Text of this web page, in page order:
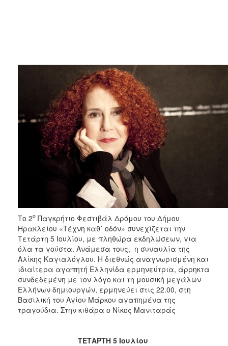
ΤΟΠΟΣ
ΠΟΛΙΤΙΣΜΟΣ
Το 2ο Παγκρήτιο Φεστιβάλ Δρόμου του Δήμου
Ηρακλείου «Τέχνη καθ΄ οδόν» συνεχίζεται την
Τετάρτη 5 Ιουλίου, με πληθώρα εκδηλώσεων, για
όλα τα γούστα. Ανάμεσα τους, η συναυλία της
Αλίκης Καγιαλόγλου. H διεθνώς αναγνωρισμένη και
ιδιαίτερα αγαπητή Ελληνίδα ερμηνεύτρια, άρρηκτα
συνδεδεμένη με τον λόγο και τη μουσική μεγάλων
Ελλήνων δημιουργών, ερμηνεύει στις 22.00, στη
Βασιλική του Αγίου Μάρκου αγαπημένα της
τραγούδια. Στην κιθάρα ο Νίκος Μανιταράς
ΤΕΤΑΡΤΗ 5 Ιουλίου